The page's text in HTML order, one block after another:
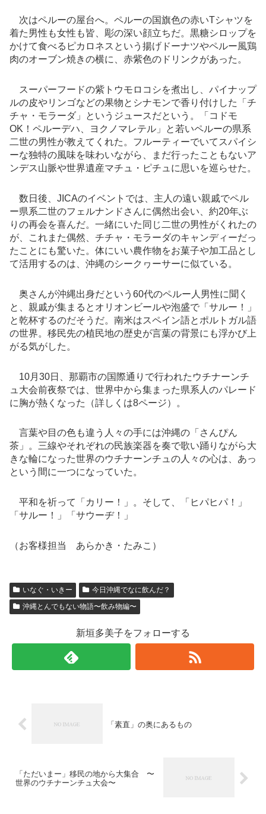
次はペルーの屋台へ。ペルーの国旗色の赤いTシャツを
着た男性も女性も皆、彫の深い顔立ちだ。黒糖シロップを
かけて食べるピカロネスという揚げドーナツやペルー風鶏
肉のオーブン焼きの横に、赤紫色のドリンクがあった。
スーパーフードの紫トウモロコシを煮出し、パイナップ
ルの皮やリンゴなどの果物とシナモンで香り付けした「チ
チャ・モラーダ」というジュースだという。「コドモ
OK！ペルーデハ、ヨクノマレテル」と若いペルーの県系
二世の男性が教えてくれた。フルーティーでいてスパイシ
ーな独特の風味を味わいながら、まだ行ったこともないア
ンデス山脈や世界遺産マチュ・ピチュに思いを巡らせた。
数日後、JICAのイベントでは、主人の遠い親戚でペル
ー県系二世のフェルナンドさんに偶然出会い、約20年ぶ
りの再会を喜んだ。一緒にいた同じ二世の男性がくれたの
が、これまた偶然、チチャ・モラーダのキャンディーだっ
たことにも驚いた。体にいい農作物をお菓子や加工品とし
て活用するのは、沖縄のシークヮーサーに似ている。
奥さんが沖縄出身だという60代のペルー人男性に聞く
と、親戚が集まるとオリオンビールや泡盛で「サルー！」
と乾杯するのだそうだ。南米はスペイン語とポルトガル語
の世界。移民先の植民地の歴史が言葉の背景にも浮かび上
がる気がした。
10月30日、那覇市の国際通りで行われたウチナーンチ
ュ大会前夜祭では、世界中から集まった県系人のパレード
に胸が熱くなった（詳しくは8ページ）。
言葉や目の色も違う人々の手には沖縄の「さんぴん
茶」。三線やそれぞれの民族楽器を奏で歌い踊りながら大
きな輪になった世界のウチナーンチュの人々の心は、あっ
という間に一つになっていた。
平和を祈って「カリー！」。そして、「ヒパヒパ！」
「サルー！」「サウーヂ！」
（お客様担当 あらかき・たみこ）
いなぐ・いきー
今日沖縄でなに飲んだ？
沖縄とんでもない物語〜飲み物編〜
新垣多美子をフォローする
「素直」の奥にあるもの
「ただいまー」移民の地から大集合 〜
世界のウチナーンチュ大会〜